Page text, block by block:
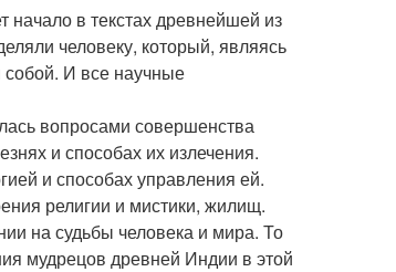
начало в текстах древнейшей из
человеку, который, являясь
И все научные
вопросами совершенства
и способах их излечения.
и способах управления ей.
религии и мистики, жилищ.
на судьбы человека и мира. То
мудрецов древней Индии в этой